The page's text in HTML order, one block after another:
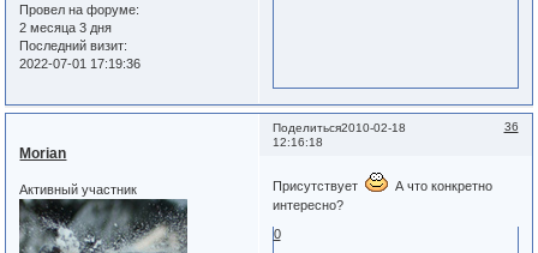
Провел на форуме:
2 месяца 3 дня
Последний визит:
2022-07-01 17:19:36
Поделиться 36
2010-02-18
12:16:18
Morian
Активный участник Присутствует
А что конкретно
интересно?
0